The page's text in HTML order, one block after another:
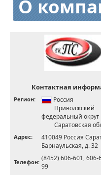
О
Контактная
Регион:
Россия
Приволжский
федеральный округ
Саратовская
Адрес:
410049 Россия
Барнаульская, д. 32
Телефон: (8452) 606-601, 606-
99